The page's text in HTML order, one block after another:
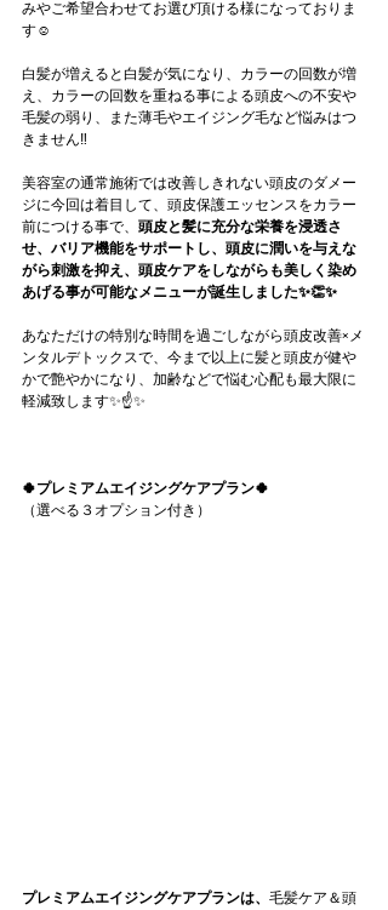
みやご希望合わせてお選び頂ける様になっておりま
す☺️
白髪が増えると白髪が気になり、カラーの回数が増
え、カラーの回数を重ねる事による頭皮への不安や
毛髪の弱り、また薄毛やエイジング毛など悩みはつ
きません‼️
美容室の通常施術では改善しきれない頭皮のダメー
ジに今回は着目して、頭皮保護エッセンスをカラー
前につける事で、 頭皮と髪に充分な栄養を浸透さ
せ、バリア機能をサポートし、頭皮に潤いを与えな
がら刺激を抑え、頭皮ケアをしながらも美しく染め
あげる事が可能なメニューが誕生しました✨👏✨
あなただけの特別な時間を過ごしながら頭皮改善×メ
ンタルデトックスで、今まで以上に髪と頭皮が健や
かで艶やかになり、加齢などで悩む心配も最大限に
軽減致します✨☝️✨
🍀プレミアムエイジングケアプラン🍀
（選べる３オプション付き）
プレミアムエイジングケアプランは、 毛髪ケア＆頭